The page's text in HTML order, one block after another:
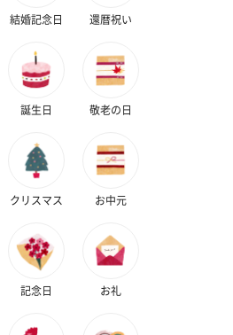
結婚記念日 還暦祝い
誕生日 敬老の日
クリスマス お中元
記念日 お礼